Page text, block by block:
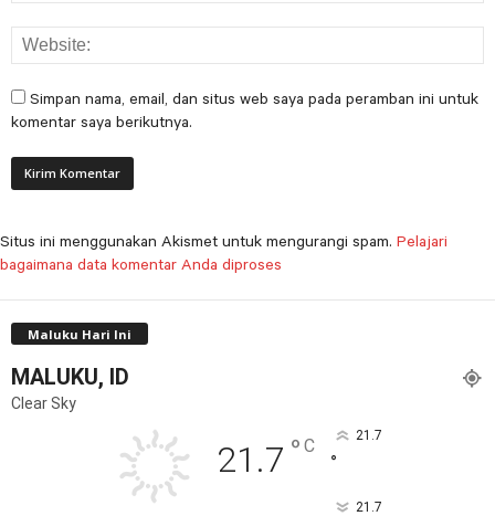
Simpan nama, email, dan situs web saya pada peramban ini untuk
komentar saya berikutnya.
Situs ini menggunakan Akismet untuk mengurangi spam. Pelajari
bagaimana data komentar Anda diproses
Maluku Hari Ini
MALUKU, ID
Clear Sky
21.7 ° C 21.7
°
21.7